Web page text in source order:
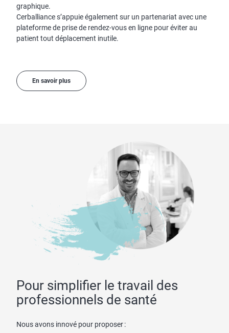
graphique.
Cerballiance s’appuie également sur un partenariat avec une
plateforme de prise de rendez-vous en ligne pour éviter au
patient tout déplacement inutile.
En savoir plus
Pour simplifier le travail des
professionnels de santé
Nous avons innové pour proposer :